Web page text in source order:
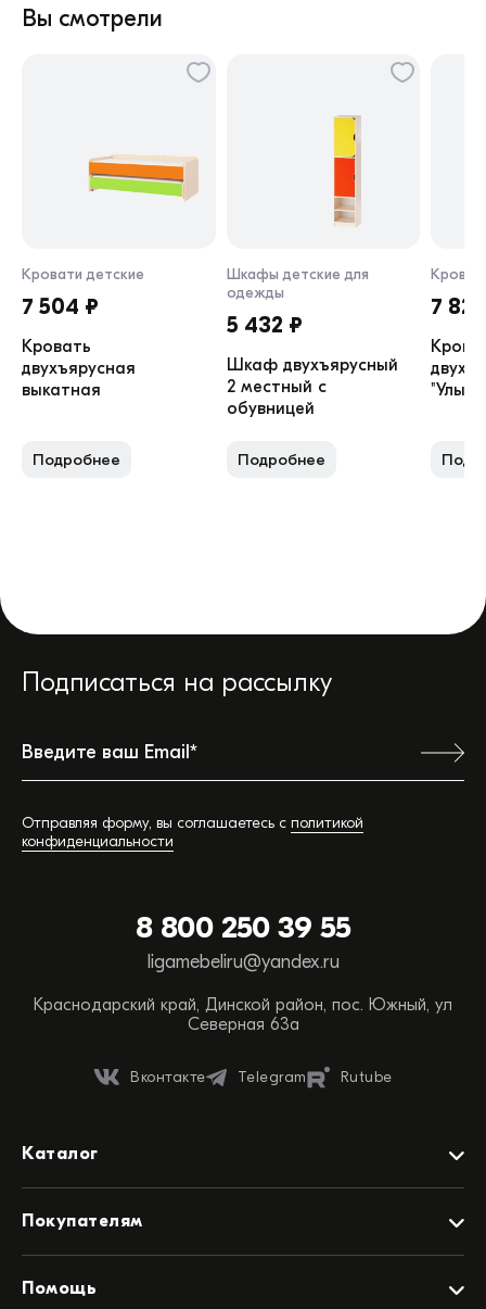
Вы смотрели
Кровати детские
7 504 ₽
Кровать
двухъярусная
выкатная
Подробнее
Шкафы детские для
одежды
5 432 ₽
Шкаф двухъярусный
2 местный с
обувницей
Подробнее
7
Подписаться на рассылку
Отправляя форму, вы соглашаетесь с политикой
конфиденциальности
Каталог
Мебель для детского сада
Мебель для школы
Мебель для библиотек
Офисная мебель
Покупателям
Акции
Контакты
Помощь
Вконтакте Telegram Rutube
8 800 250 39 55
ligamebeliru@yandex.ru
Краснодарский край, Динской район, пос. Южный, ул
Северная 63а
написав нам прямо сейчас:
ТЕЛЕФОН ОТДЕЛА ПРОДАЖ
WHATSAPP